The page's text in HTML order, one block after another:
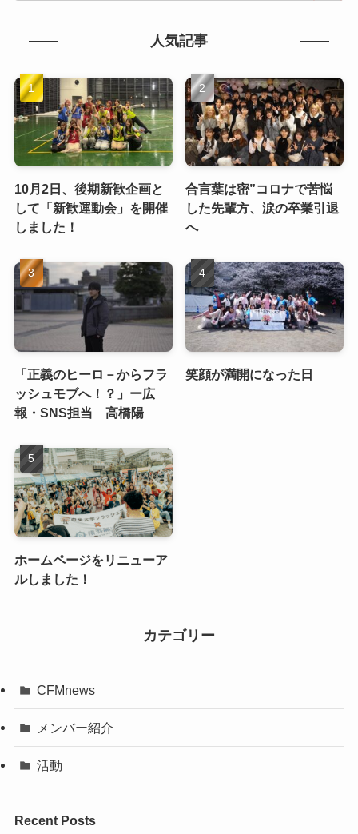
人気記事
10月2日、後期新歓企画と
して「新歓運動会」を開催
しました！
合言葉は密”コロナで苦悩
した先輩方、涙の卒業引退
へ
「正義のヒーロ－からフラ
ッシュモブへ！？」ー広
報・SNS担当 高橋陽
笑顔が満開になった日
ホームページをリニューア
ルしました！
カテゴリー
CFMnews
メンバー紹介
活動
Recent Posts